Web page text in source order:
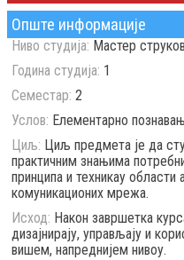
Опште информације
Ниво студија: Мастер
Година студија: 1
Семестар: 2
Услов: Елементарно
Циљ: Циљ предмета је да
практичним знањима
принципа и техникау
комуникационих мрежа.
Исход: Након завршетка
дизајнирају, управљају и
вишем, напреднијем нивоу.